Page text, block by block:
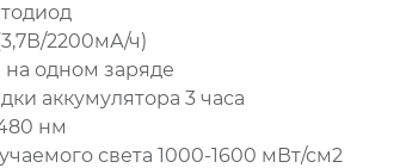
2200мА/ч)
одном заряде
аккумулятора 3 часа
нм
света 1000-1600 мВт/см2